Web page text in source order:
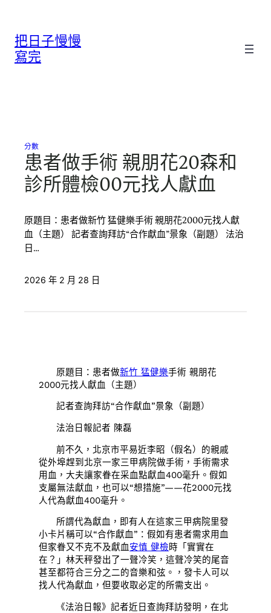
把日子慢慢
寫完
分數
患者做手術 親朋花20森和
診所體檢00元找人獻血
原題目：患者做新竹 猛健樂手術 親朋花2000元找人獻
血（主題） 記者查詢拜訪“合作獻血”景象（副題） 法治
日…
2026 年 2 月 28 日
原題目：患者做新竹 猛健樂手術 親朋花
2000元找人獻血（主題）
記者查詢拜訪“合作獻血”景象（副題）
法治日報記者 陳磊
前不久，北京市平易近李昭（假名）的親戚
從外埠趕到北京一家三甲病院做手術，手術需求
用血，大夫讓家眷在采血點獻血400毫升。假如
支屬無法獻血，也可以“想措施”——花2000元找
人代為獻血400毫升。
所謂代為獻血，即有人在這家三甲病院里發
小卡片稱可以“合作獻血”：假如有患者需求用血
但家眷又不克不及獻血安慎 健檢時「實實在
在？」林天秤發出了一聲冷笑，這聲冷笑的尾音
甚至都符合三分之二的音樂和弦。，發卡人可以
找人代為獻血，但要收取必定的所需支出。
《法治日報》記者近日查詢拜訪發明，在北